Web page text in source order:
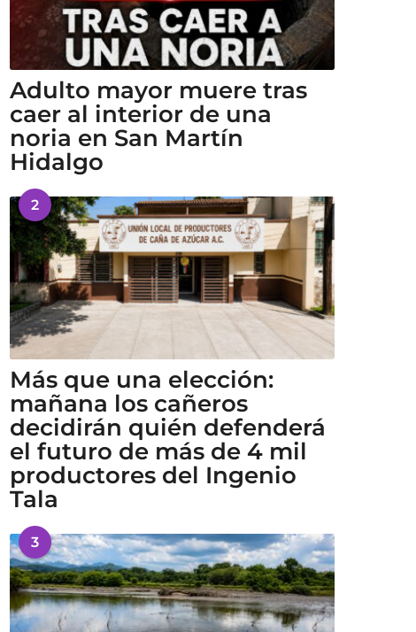
Adulto mayor muere tras
caer al interior de una
noria en San Martín
Hidalgo
2
Más que una elección:
mañana los cañeros
decidirán quién defenderá
el futuro de más de 4 mil
productores del Ingenio
Tala
3